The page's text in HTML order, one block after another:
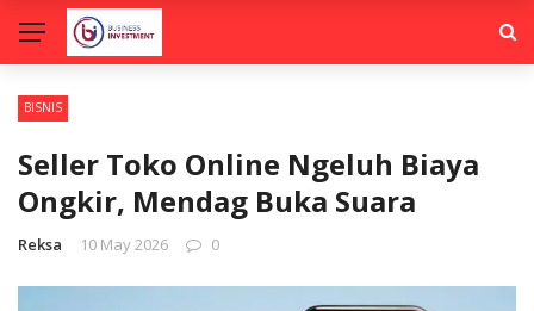
BISNIS
Seller Toko Online Ngeluh Biaya
Ongkir, Mendag Buka Suara
Reksa 10 May 2026 0